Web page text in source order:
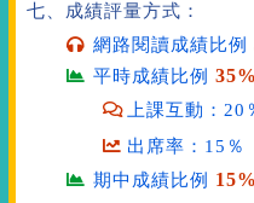
七、成績評量方式：
網路閱讀成績比例
平時成績比例35%
上課互動：20
出席率：15％
期中成績比例 15%